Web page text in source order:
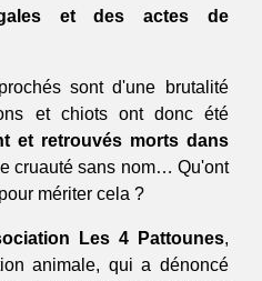
et des actes de
sont d'une brutalité
insoutenable : les chatons et chiots ont donc été
et retrouvés morts dans
cruauté sans nom… Qu'ont
mériter cela ?
Les 4 Pattounes,
animale, qui a dénoncé